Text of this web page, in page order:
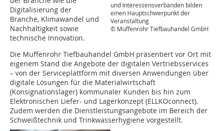
und Interessensverbänden bilden
einen Hauptschwerpunkt der
Veranstaltung
© Muffenrohr Tiefbauhandel GmbH
Digitalisierung der
Branche, Klimawandel und
Nachhaltigkeit sowie
technische Innovation.
Die Muffenrohr Tiefbauhandel GmbH präsentiert vor Ort mit
eigenem Stand die Angebote der digitalen Vertriebsservices
– von der Serviceplattform mit diversen Anwendungen über
digitale Lösungen für die Materialwirtschaft
(Konsignationslager) kommunaler Kunden bis hin zum
Elektronischen Liefer- und Lagerkonzept (ELLKOconnect).
Zudem werden die Dienstleistungsangebote im Bereich der
Schweißtechnik und Trinkwasserhygiene vorgestellt.